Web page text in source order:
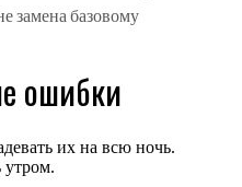
замена базовому
ошибки
их на всю ночь.
утром.